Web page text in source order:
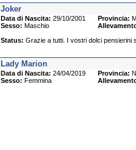
Joker
Data di Nascita: 29/10/2001 Provincia:
Sesso: Maschio
Status: Grazie a tutti. I vostri dolci pensierini
Lady Marion
Data di Nascita: 24/04/2019 Provincia:
Sesso: Femmina